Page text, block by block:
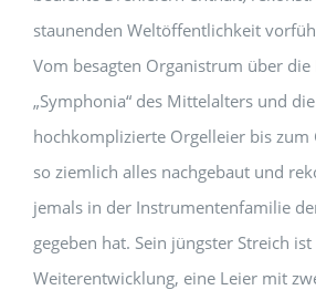
staunenden Weltöffent­lichkeit
Vom besagten Organistrum über die
„Symphonia“ des Mittelalters und
hochkomplizierte Orgelleier bis zum
so ziemlich alles nachgebaut und
jemals in der Instrumentenfamilie
gegeben hat. Sein jüngster Streich
Weiterentwicklung, eine Leier mit